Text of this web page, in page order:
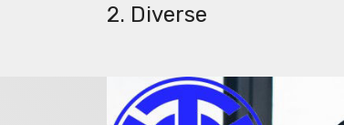
2. Diverse